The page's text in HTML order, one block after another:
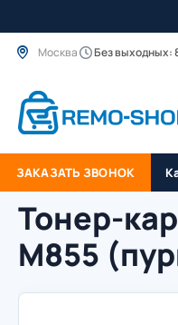
Москва Без выходных:
ЗАКАЗАТЬ ЗВОНОК
Тонер-
M855